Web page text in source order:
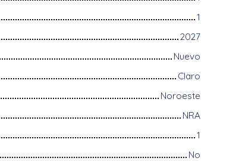
1
2027
Nuevo
Claro
Noroeste
NRA
1
No